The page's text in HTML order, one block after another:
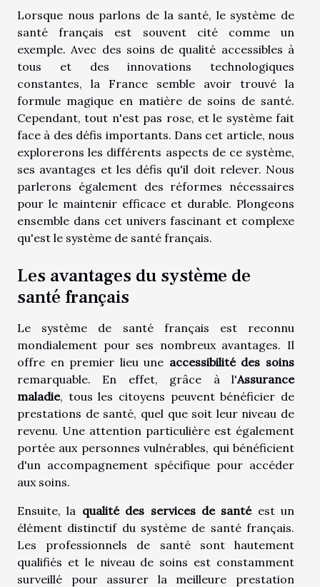
Lorsque nous parlons de la santé, le système de
santé français est souvent cité comme un
exemple. Avec des soins de qualité accessibles à
tous et des innovations technologiques
constantes, la France semble avoir trouvé la
formule magique en matière de soins de santé.
Cependant, tout n'est pas rose, et le système fait
face à des défis importants. Dans cet article, nous
explorerons les différents aspects de ce système,
ses avantages et les défis qu'il doit relever. Nous
parlerons également des réformes nécessaires
pour le maintenir efficace et durable. Plongeons
ensemble dans cet univers fascinant et complexe
qu'est le système de santé français.
Les avantages du système de
santé français
Le système de santé français est reconnu
mondialement pour ses nombreux avantages. Il
offre en premier lieu une accessibilité des soins
remarquable. En effet, grâce à l'Assurance
maladie, tous les citoyens peuvent bénéficier de
prestations de santé, quel que soit leur niveau de
revenu. Une attention particulière est également
portée aux personnes vulnérables, qui bénéficient
d'un accompagnement spécifique pour accéder
aux soins.
Ensuite, la qualité des services de santéest un
élément distinctif du système de santé français.
Les professionnels de santé sont hautement
qualifiés et le niveau de soins est constamment
surveillé pour assurer la meilleure prestation